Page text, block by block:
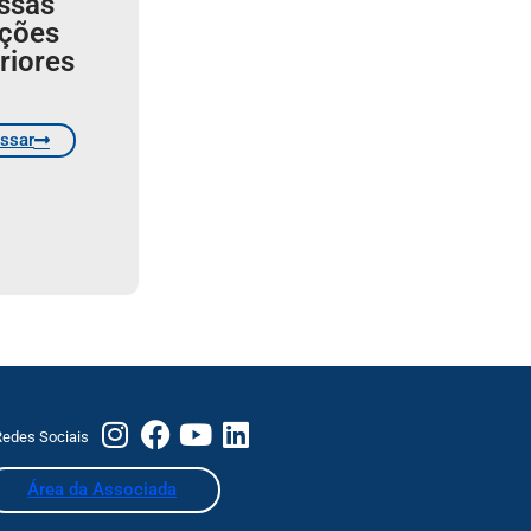
Sociais
Área da Associada